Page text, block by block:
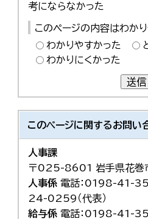
考にならなかった
このページの内容はわか
わかりやすかった
わかりにくかった
送信
このページに関するお問い
人事課
〒025-8601 岩手県花巻
人事係 電話：0198-41-
24-0259（代表）
給与係 電話：0198-41-